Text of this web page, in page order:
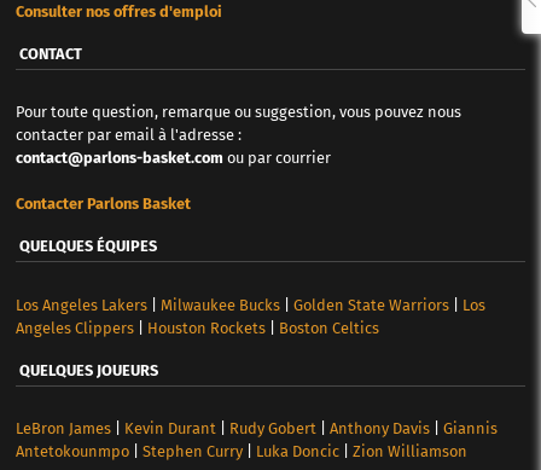
Consulter nos offres d'emploi
CONTACT
Pour toute question, remarque ou suggestion, vous pouvez nous
contacter par email à l'adresse :
contact@parlons-basket.com ou par courrier
Contacter Parlons Basket
QUELQUES ÉQUIPES
Los Angeles Lakers| Milwaukee Bucks| Golden State Warriors| Los
Angeles Clippers| Houston Rockets| Boston Celtics
QUELQUES JOUEURS
LeBron James| Kevin Durant| Rudy Gobert| Anthony Davis| Giannis
Antetokounmpo| Stephen Curry| Luka Doncic| Zion Williamson